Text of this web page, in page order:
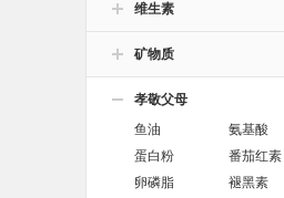
维生素
矿物质
孝敬父母
鱼油
氨基酸
蛋白粉
番茄红素
卵磷脂
褪黑素